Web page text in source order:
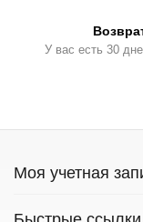
У вас есть 30
Моя учетная